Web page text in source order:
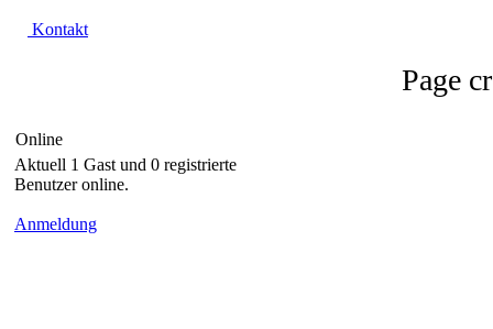
Kontakt
Online
Aktuell 1 Gast und 0 registrierte
Benutzer online.
Anmeldung
Page